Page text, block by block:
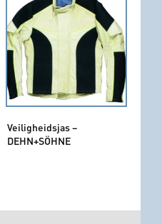
Veiligheidsjas –
DEHN+SÖHNE